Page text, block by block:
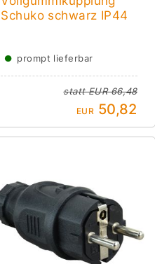
Schuko schwarz IP44
● prompt lieferbar
stattEUR 66,48
EUR 50,82